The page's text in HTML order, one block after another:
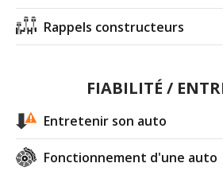
Rappels constructeurs
FIABILITÉ /
Entretenir son auto
Fonctionnement d'une auto